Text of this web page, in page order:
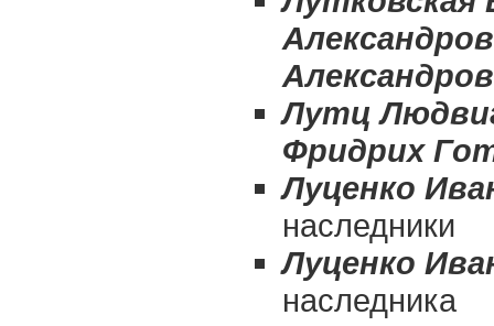
Лутц
Фридрих
Луценко
наследники
Луценко
наследника